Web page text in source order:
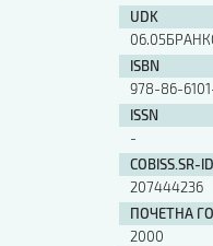
UDK
ISBN
978-86-
ISSN
-
COBISS.SR-ID
207444236
ПОЧЕТНА
2000